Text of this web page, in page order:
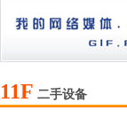
11F 二手设备